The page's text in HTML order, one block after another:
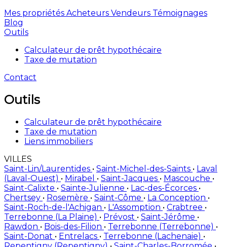
Mes propriétés Acheteurs Vendeurs Témoignages
Blog
Outils
Calculateur de prêt hypothécaire
Taxe de mutation
Contact
Outils
Calculateur de prêt hypothécaire
Taxe de mutation
Liens immobiliers
VILLES
Saint-Lin/Laurentides • Saint-Michel-des-Saints • Laval
(Laval-Ouest) • Mirabel • Saint-Jacques • Mascouche •
Saint-Calixte • Sainte-Julienne • Lac-des-Écorces •
Chertsey • Rosemère • Saint-Côme • La Conception •
Saint-Roch-de-l'Achigan • L'Assomption • Crabtree •
Terrebonne (La Plaine) • Prévost • Saint-Jérôme •
Rawdon • Bois-des-Filion • Terrebonne (Terrebonne) •
Saint-Donat • Entrelacs • Terrebonne (Lachenaie) •